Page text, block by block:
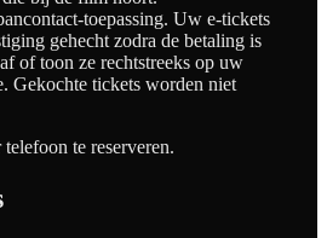
toepassing. Uw e-tickets
gehecht zodra de betaling is
of toon ze rechtstreeks op uw
Gekochte tickets worden niet
te reserveren.